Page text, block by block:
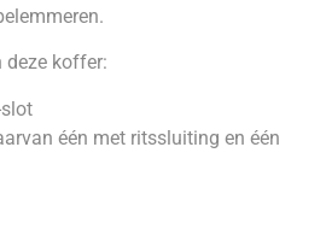
deze koffer:
één met ritssluiting en één